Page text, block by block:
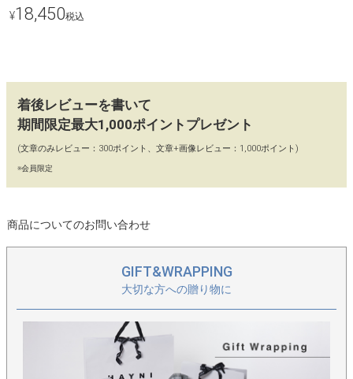
く、チャームを添えて楽しむのもおすすめです。
【カラー】
迷彩×ブラック、迷彩×ホワイト
【90日間交換・返品保証】
合交換を「往復送料店舗負担」にてお受けしております。どうぞ
お気軽にお買い物をお楽しみください。
【保存に便利な不織布付き】
に梱包してお届けいたします。
¥18,450税込
着後レビューを書いて
期間限定最大1,000ポイントプレゼント
(文章のみレビュー：300ポイント、文章+画像レビュー：1,000ポイント)
※会員限定
商品についてのお問い合わせ
GIFT&WRAPPING
大切な方への贈り物に